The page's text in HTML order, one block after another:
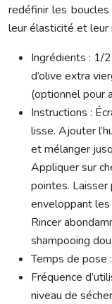
redéfinir les
leur élasticité et leur
Ingrédients : 1/
d’olive extra
(optionnel pour
Instructions :
lisse. Ajouter
et mélanger
Appliquer sur
pointes.
enveloppant les
Rincer
shampooing
Temps de pose
Fréquence
niveau de